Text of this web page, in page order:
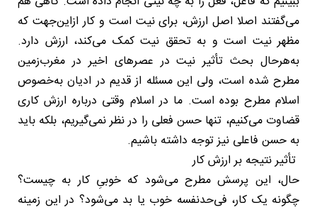
می‌گفتند اصلا اصل ارزش، برای نیت است و کار ازاین‌جهت که
مظهر نیت است و به تحقق نیت کمک می‌کند، ارزش دارد.
به‌هرحال بحث تأثیر نیت در عصرهای اخیر در مغرب‌زمین
مطرح شده است، ولی این مسئله از قدیم در ادیان به‌خصوص
اسلام مطرح بوده است. ما در اسلام وقتی درباره ارزش کاری
قضاوت می‌کنیم، تنها حسن فعلی را در نظر نمی‌گیریم، بلکه باید
به حسن فاعلی نیز توجه داشته باشیم.
تأثیر نتیجه بر ارزش کار
حال، این پرسش مطرح می‌شود که خوبیِ کار به چیست؟
چگونه یک کار، فی‌حدنفسه خوب یا بد می‌شود؟ در این زمینه